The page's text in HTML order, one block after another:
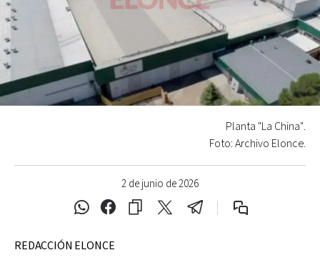
2 de junio de 2026
Planta "La China".
Foto: Archivo Elonce.
REDACCIÓN ELONCE